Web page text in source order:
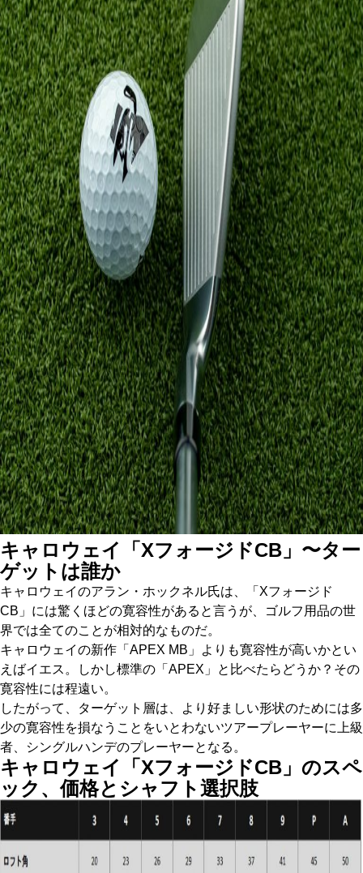
キャロウェイ「XフォージドCB」〜ター
ゲットは誰か
キャロウェイのアラン・ホックネル氏は、「Xフォージド
CB」には驚くほどの寛容性があると言うが、ゴルフ用品の世
界では全てのことが相対的なものだ。
キャロウェイの新作「APEX MB」よりも寛容性が高いかとい
えばイエス。しかし標準の「APEX」と比べたらどうか？その
寛容性には程遠い。
したがって、ターゲット層は、より好ましい形状のためには多
少の寛容性を損なうことをいとわないツアープレーヤーに上級
者、シングルハンデのプレーヤーとなる。
キャロウェイ「XフォージドCB」のスペ
ック、価格とシャフト選択肢